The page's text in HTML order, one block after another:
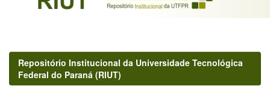
Repositório Institucional da Universidade Tecnológica
Federal do Paraná (RIUT)